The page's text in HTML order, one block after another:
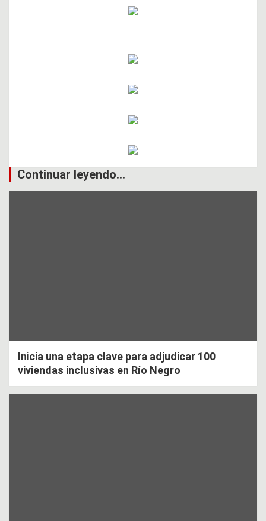
Continuar leyendo...
Inicia una etapa clave para adjudicar 100
viviendas inclusivas en Río Negro